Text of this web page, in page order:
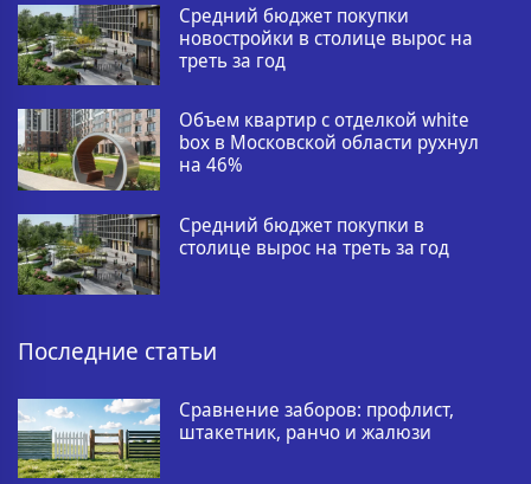
Средний бюджет покупки
новостройки в столице вырос на
треть за год
Объем квартир с отделкой white
box в Московской области рухнул
на 46%
Средний бюджет покупки в
столице вырос на треть за год
Последние статьи
Сравнение заборов: профлист,
штакетник, ранчо и жалюзи